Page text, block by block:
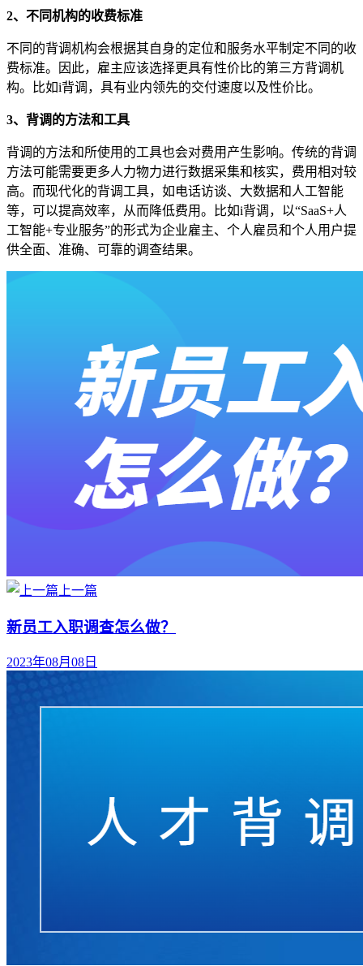
2、不同机构的收费标准
不同的背调机构会根据其自身的定位和服务水平制定不同的收
费标准。因此，雇主应该选择更具有性价比的第三方背调机
构。比如i背调，具有业内领先的交付速度以及性价比。
3、背调的方法和工具
背调的方法和所使用的工具也会对费用产生影响。传统的背调
方法可能需要更多人力物力进行数据采集和核实，费用相对较
高。而现代化的背调工具，如电话访谈、大数据和人工智能
等，可以提高效率，从而降低费用。比如i背调，以“SaaS+人
工智能+专业服务”的形式为企业雇主、个人雇员和个人用户提
供全面、准确、可靠的调查结果。
上一篇
新员工入职调查怎么做？
2023年08月08日